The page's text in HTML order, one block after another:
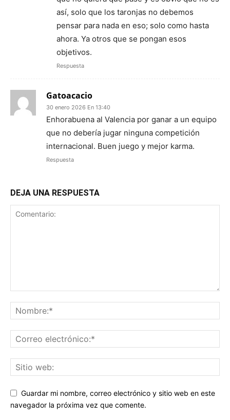
así, solo que los taronjas no debemos
pensar para nada en eso; solo como hasta
ahora. Ya otros que se pongan esos
objetivos.
Respuesta
Gatoacacio
30 enero 2026 En 13:40
Enhorabuena al Valencia por ganar a un equipo
que no debería jugar ninguna competición
internacional. Buen juego y mejor karma.
Respuesta
DEJA UNA RESPUESTA
Guardar mi nombre, correo electrónico y sitio web en este
navegador la próxima vez que comente.